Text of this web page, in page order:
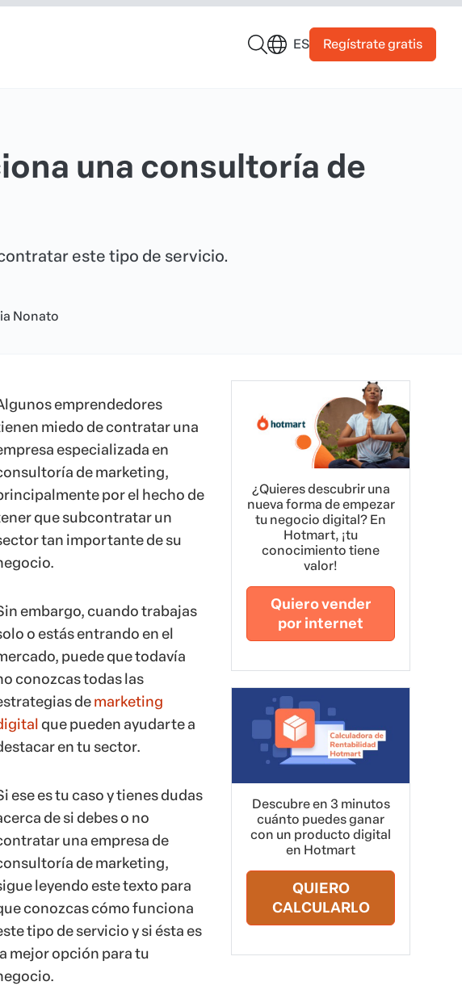
ES Regístrate gratis
una consultoría de
este tipo de servicio.
Nonato
emprendedores
miedo de contratar una
especializada en
de marketing,
por el hecho de
que subcontratar un
tan importante de su
embargo, cuando trabajas
o estás entrando en el
puede que todavía
conozcas todas las
demarketing
que pueden ayudarte a
en tu sector.
ese es tu caso y tienes dudas
de si debes o no
una empresa de
de marketing,
leyendo este texto para
conozcas cómo funciona
tipo de servicio y si ésta es
mejor opción para tu
¿Quieres descubrir una
nueva forma de empezar
tu negocio digital? En
Hotmart, ¡tu
conocimiento tiene
valor!
Quiero vender
por internet
Descubre en 3 minutos
cuánto puedes ganar
con un producto digital
en Hotmart
QUIERO
CALCULARLO